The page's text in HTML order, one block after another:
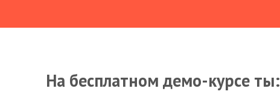
На бесплатном демо-курсе ты: